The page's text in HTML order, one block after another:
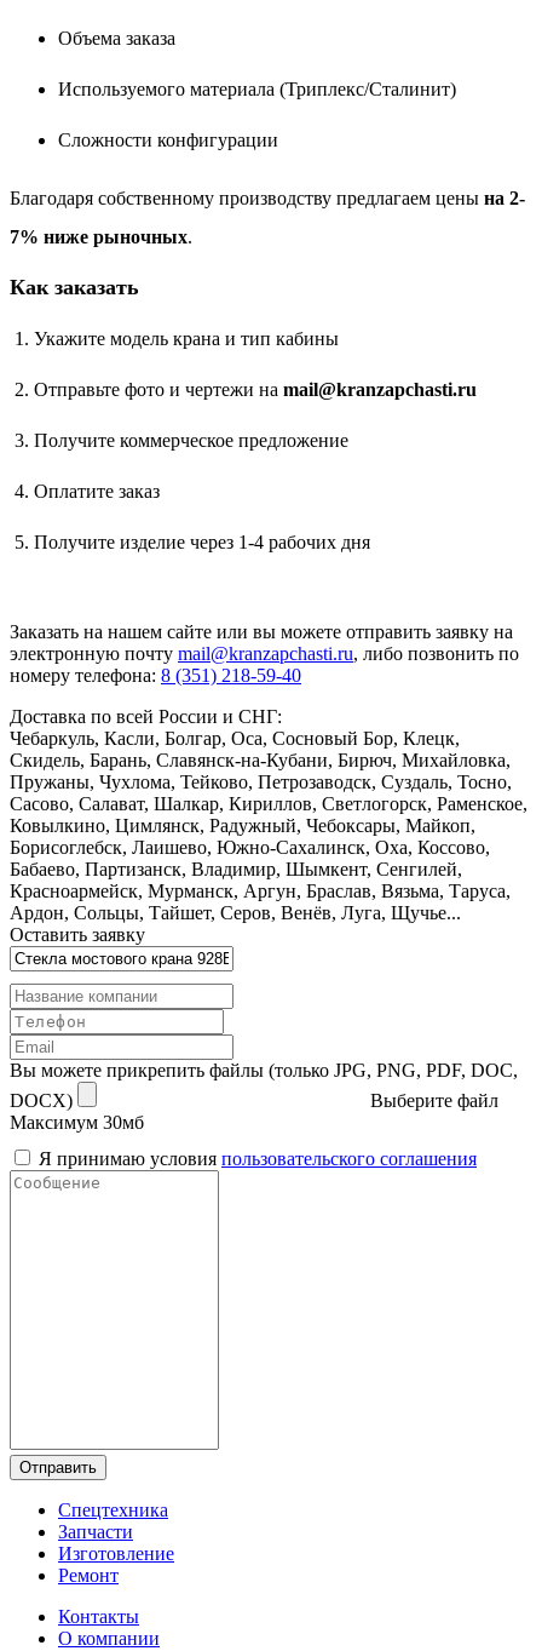
Объема заказа
Используемого материала (Триплекс/Сталинит)
Сложности конфигурации
Благодаря собственному производству предлагаем цены на 2-
7% ниже рыночных.
Как заказать
Укажите модель крана и тип кабины
Отправьте фото и чертежи на mail@kranzapchasti.ru
Получите коммерческое предложение
Оплатите заказ
Получите изделие через 1-4 рабочих дня
Заказать на нашем сайте или вы можете отправить заявку на
электронную почту mail@kranzapchasti.ru, либо позвонить по
номеру телефона: 8 (351) 218-59-40
Доставка по всей России и СНГ:
Чебаркуль, Касли, Болгар, Оса, Сосновый Бор, Клецк,
Скидель, Барань, Славянск-на-Кубани, Бирюч, Михайловка,
Пружаны, Чухлома, Тейково, Петрозаводск, Суздаль, Тосно,
Сасово, Салават, Шалкар, Кириллов, Светлогорск, Раменское,
Ковылкино, Цимлянск, Радужный, Чебоксары, Майкоп,
Борисоглебск, Лаишево, Южно-Сахалинск, Оха, Коссово,
Бабаево, Партизанск, Владимир, Шымкент, Сенгилей,
Красноармейск, Мурманск, Аргун, Браслав, Вязьма, Таруса,
Ардон, Сольцы, Тайшет, Серов, Венёв, Луга, Щучье...
Оставить заявку
Вы можете прикрепить файлы (только JPG, PNG, PDF, DOC,
DOCX)
Выберите файл
Максимум 30мб
Я принимаю условия пользовательского соглашения
Отправить
Спецтехника
Запчасти
Изготовление
Ремонт
Контакты
О компании